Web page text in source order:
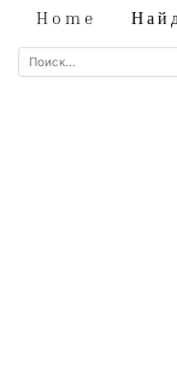
Home